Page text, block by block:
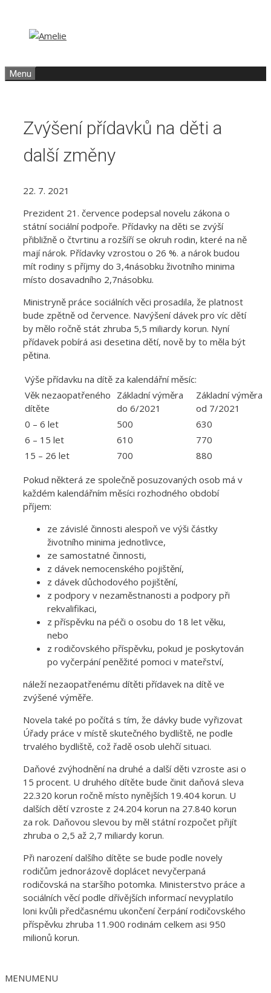
obsah
obsah
Menu
Zvýšení přídavků na děti a
další změny
22. 7. 2021
Prezident 21. července podepsal novelu zákona o
státní sociální podpoře. Přídavky na děti se zvýší
přibližně o čtvrtinu a rozšíří se okruh rodin, které na ně
mají nárok. Přídavky vzrostou o 26 %. a nárok budou
mít rodiny s příjmy do 3,4násobku životního minima
místo dosavadního 2,7násobku.
Ministryně práce sociálních věci prosadila, že platnost
bude zpětně od července. Navýšení dávek pro víc dětí
by mělo ročně stát zhruba 5,5 miliardy korun. Nyní
přídavek pobírá asi desetina dětí, nově by to měla být
pětina.
Výše přídavku na dítě za kalendářní měsíc:
Věk nezaopatřeného
dítěte
Základní výměra
do 6/2021
Základní výměra
od 7/2021
0 – 6 let
500
630
6 – 15 let
610
770
15 – 26 let
700
880
Pokud některá ze společně posuzovaných osob má v
každém kalendářním měsíci rozhodného období
příjem:
ze závislé činnosti alespoň ve výši částky
životního minima jednotlivce,
ze samostatné činnosti,
z dávek nemocenského pojištění,
z dávek důchodového pojištění,
z podpory v nezaměstnanosti a podpory při
rekvalifikaci,
z příspěvku na péči o osobu do 18 let věku,
nebo
z rodičovského příspěvku, pokud je poskytován
po vyčerpání peněžité pomoci v mateřství,
náleží nezaopatřenému dítěti přídavek na dítě ve
zvýšené výměře.
Novela také po počítá s tím, že dávky bude vyřizovat
Úřady práce v místě skutečného bydliště, ne podle
trvalého bydliště, což řadě osob ulehčí situaci.
Daňové zvýhodnění na druhé a další děti vzroste asi o
15 procent. U druhého dítěte bude činit daňová sleva
22.320 korun ročně místo nynějších 19.404 korun. U
dalších dětí vzroste z 24.204 korun na 27.840 korun
za rok. Daňovou slevou by měl státní rozpočet přijít
zhruba o 2,5 až 2,7 miliardy korun.
Při narození dalšího dítěte se bude podle novely
rodičům jednorázově doplácet nevyčerpaná
rodičovská na staršího potomka. Ministerstvo práce a
sociálních věcí podle dřívějších informací nevyplatilo
loni kvůli předčasnému ukončení čerpání rodičovského
příspěvku zhruba 11.900 rodinám celkem asi 950
milionů korun.
MENUMENU